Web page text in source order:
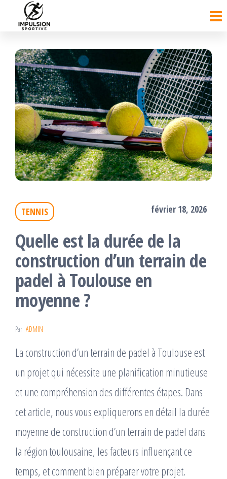
contenu
TENNIS février 18, 2026
Quelle est la durée de la
construction d’un terrain de
padel à Toulouse en
moyenne ?
Par ADMIN
La construction d’un terrain de padel à Toulouse est
un projet qui nécessite une planification minutieuse
et une compréhension des différentes étapes. Dans
cet article, nous vous expliquerons en détail la durée
moyenne de construction d’un terrain de padel dans
la région toulousaine, les facteurs influençant ce
temps, et comment bien préparer votre projet.